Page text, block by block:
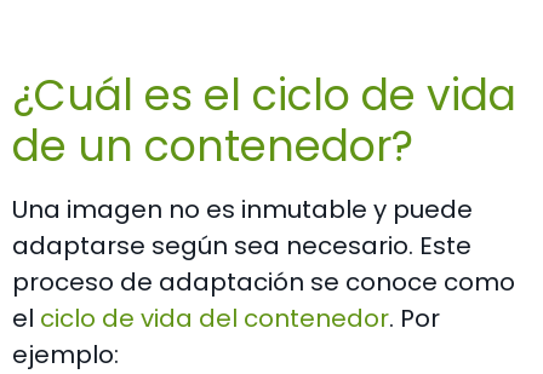
¿Cuál es el ciclo de vida
de un contenedor?
Una imagen no es inmutable y puede
adaptarse según sea necesario. Este
proceso de adaptación se conoce como
el ciclo de vida del contenedor. Por
ejemplo: